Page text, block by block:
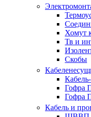
Хомут
Тв и
Скобы
Гофра
Гофра
Кабель и